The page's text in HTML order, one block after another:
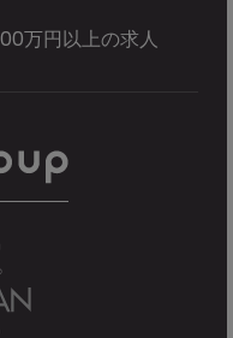
万円以上の求人